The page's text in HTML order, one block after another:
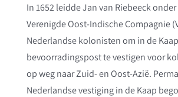
In 1652 leidde Jan van Riebeeck
Verenigde Oost-Indische Compagnie
Nederlandse kolonisten om in de
bevoorradingspost te vestigen voor
op weg naar Zuid- en Oost-Azië.
Nederlandse vestiging in de Kaap